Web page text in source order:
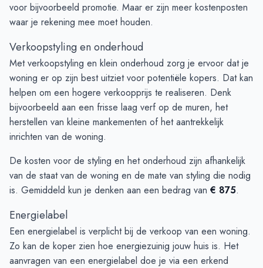
voor bijvoorbeeld promotie. Maar er zijn meer kostenposten
waar je rekening mee moet houden.
Verkoopstyling en onderhoud
Met verkoopstyling en klein onderhoud zorg je ervoor dat je
woning er op zijn best uitziet voor potentiële kopers. Dat kan
helpen om een hogere verkoopprijs te realiseren. Denk
bijvoorbeeld aan een frisse laag verf op de muren, het
herstellen van kleine mankementen of het aantrekkelijk
inrichten van de woning.
De kosten voor de styling en het onderhoud zijn afhankelijk
van de staat van de woning en de mate van styling die nodig
is. Gemiddeld kun je denken aan een bedrag van € 875.
Energielabel
Een energielabel is verplicht bij de verkoop van een woning.
Zo kan de koper zien hoe energiezuinig jouw huis is. Het
aanvragen van een energielabel doe je via een erkend